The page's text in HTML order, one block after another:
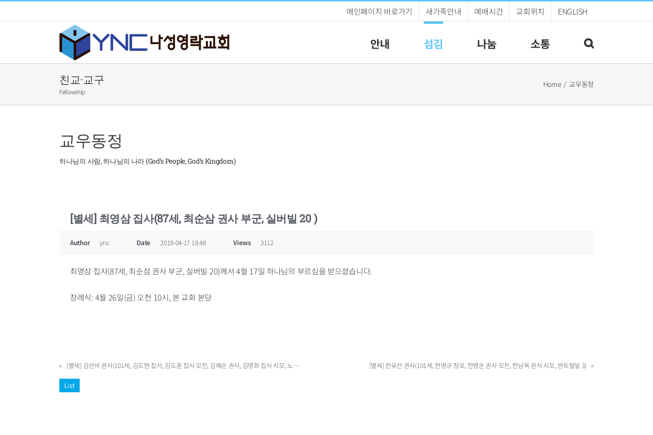
to
메인페이지 바로가기 새가족안내 예배시간 교회위치 ENGLISH
안내 섬김 나눔 소통
친교·교구
Fellowship
Home 교우동정
교우동정
하나님의 사람, 하나님의 나라 (God’s People, God’s Kingdom)
[별세] 최영삼 집사(87세, 최순삼 권사 부군, 실버빌 20 )
Author ync Date 2019-04-17 18:48 Views 3112
최영삼 집사(87세, 최순삼 권사 부군, 실버빌 20)께서 4월 17일 하나님의 부르심을 받으셨습니다.
장례식: 4월 26일(금) 오전 10시, 본 교회 본당
« [별세] 김선비 권사(101세, 김도현 집사, 김도훈 집사 모친, 김혜순 권사, 김명화 집사 시모, 노스빌 02) [별세] 한유선 권사(101세, 한명규 장로, 한명순 권사 모친, 한남옥 권사 시모, 센트럴빌 3) »
List